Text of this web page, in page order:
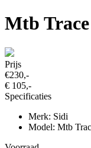
Mtb
Prijs
€230,-
€ 105,-
Specificaties
Merk: Sidi
Model: Mtb